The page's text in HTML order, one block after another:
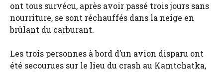
ont tous survécu, après avoir passé trois jours sans
nourriture, se sont réchauffés dans la neige en
brûlant du carburant.
Les trois personnes à bord d’un avion disparu ont
été secourues sur le lieu du crash au Kamtchatka,